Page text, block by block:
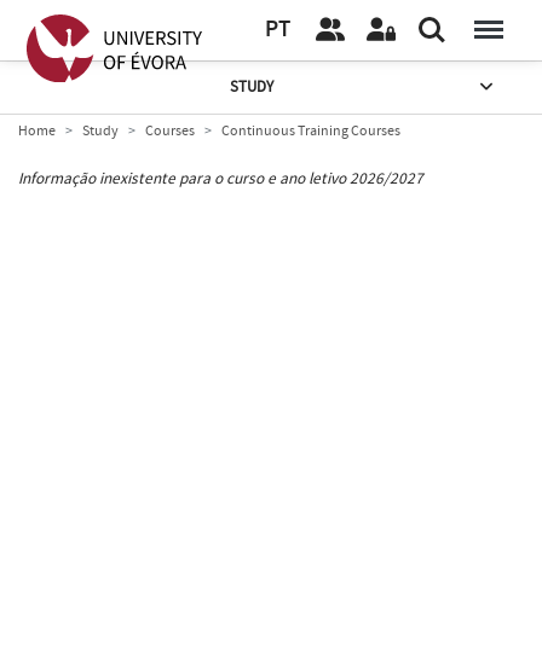
PT
STUDY
Home Study Courses Continuous Training Courses
Informação inexistente para o curso e ano letivo 2026/2027